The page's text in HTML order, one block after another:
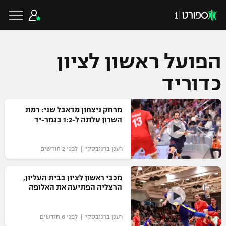
כדורגל ישראלי
ליגת העל
ליגה לאומית
גביע הטוטו
ליגיונרים
גביע המדינה
כדורגל עולמי
ליגת האלופות
ליגה אירופית
ליגה אנגלית
כדורסל ישראלי
ליגת ווינר סל
ליגה לאומית
כדורסל עולמי
NBA
הפועל ראשון לציון
כדוריד
מרחק ניצחון מדאבל שני: רמת
השרון עלתה ל-1:2 בגמר-יד
רענן ברנובסקי | לפני 2 חודשים
מכבי ראשון לציון בבית העליון,
הרצליה הפתיעה את האלופה
רענן ברנובסקי | לפני 6 חודשים